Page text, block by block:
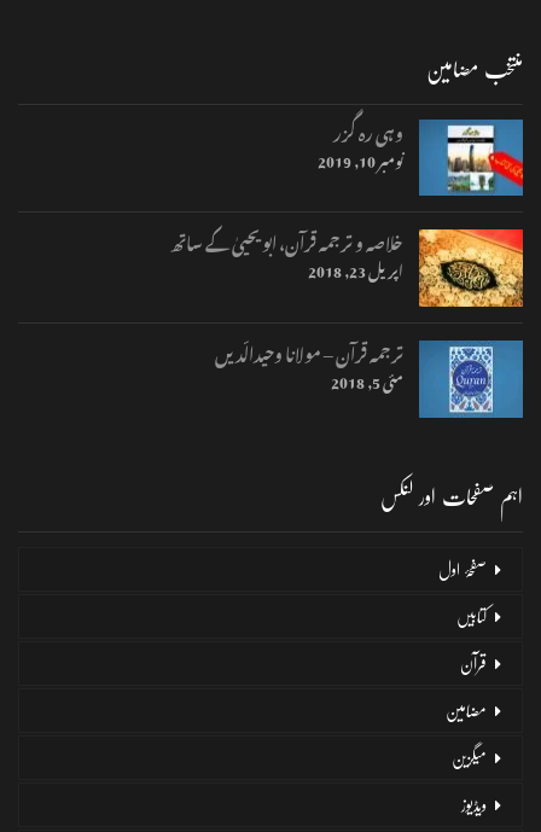
منتخب مضامین
وہی رہ گزر
نومبر 10, 2019
خلاصہ و ترجمہ قرآن، ابو یحییٰ کے ساتھ
اپریل 23, 2018
ترجمہ قرآن – مولانا وحیدالّدیں
مئی 5, 2018
اہم صفحات اور لنکس
صفحۂ اول
کتابیں
قرآن
مضامین
میگزین
ویڈیوز